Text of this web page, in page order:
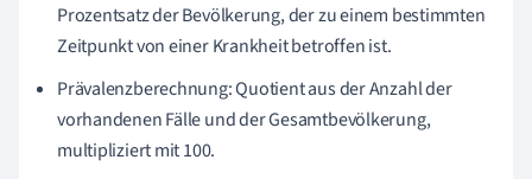
Prozentsatz der Bevölkerung, der zu einem bestimmten
Zeitpunkt von einer Krankheit betroffen ist.
Prävalenzberechnung: Quotient aus der Anzahl der
vorhandenen Fälle und der Gesamtbevölkerung,
multipliziert mit 100.